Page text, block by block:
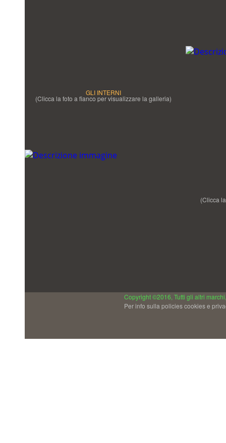
GLI INTERNI
(Clicca la foto a fianco per visualizzare la galleria)
(Clicca
Copyright ©2016, Tutti gli altri
Per info sulla policies cookies e